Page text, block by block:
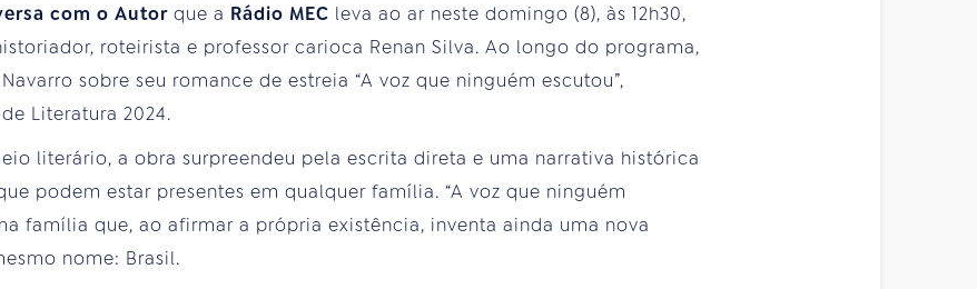
com o Autor que a Rádio MEC leva ao ar neste domingo (8), às 12h30,
roteirista e professor carioca Renan Silva. Ao longo do programa,
sobre seu romance de estreia “A voz que ninguém escutou”,
Literatura 2024.
literário, a obra surpreendeu pela escrita direta e uma narrativa histórica
podem estar presentes em qualquer família. “A voz que ninguém
família que, ao afirmar a própria existência, inventa ainda uma nova
nome: Brasil.